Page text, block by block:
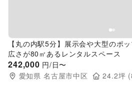
【丸の内駅5分】展示会や大型のポ
広さが80㎡あるレンタルスペース
242,000 円/日〜
愛知県 名古屋市中区 24.2坪 (